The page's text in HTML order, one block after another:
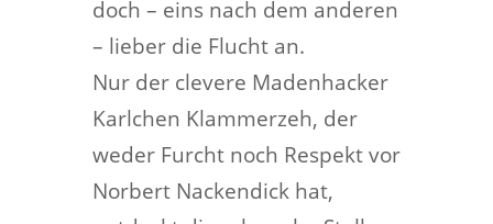
doch – eins nach dem anderen
– lieber die Flucht an.
Nur der clevere Madenhacker
Karlchen Klammerzeh, der
weder Furcht noch Respekt vor
Norbert Nackendick hat,